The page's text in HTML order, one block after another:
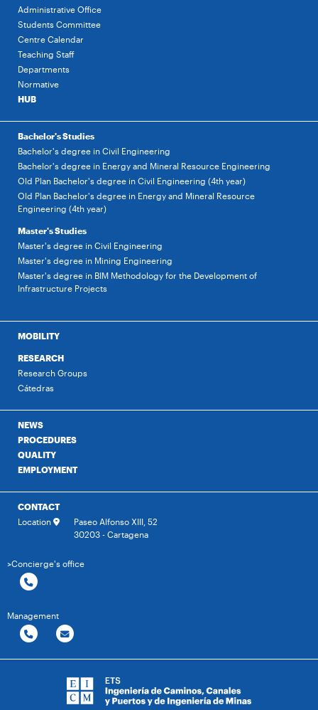
Administrative Office
Students Committee
Centre Calendar
Teaching Staff
Departments
Normative
HUB
Bachelor's Studies
Bachelor's degree in Civil Engineering
Bachelor's degree in Energy and Mineral Resource Engineering
Old Plan Bachelor's degree in Civil Engineering (4th year)
Old Plan Bachelor's degree in Energy and Mineral Resource
Engineering (4th year)
Master's Studies
Master's degree in Civil Engineering
Master's degree in Mining Engineering
Master's degree in BIM Methodology for the Development of
Infrastructure Projects
MOBILITY
RESEARCH
Research Groups
Cátedras
NEWS
PROCEDURES
QUALITY
EMPLOYMENT
CONTACT
Location
Paseo Alfonso XIII, 52
30203 - Cartagena
>Concierge's office
Management